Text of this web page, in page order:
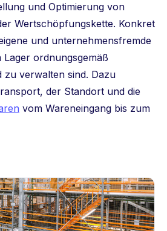
und Optimierung von
Wertschöpfungskette. Konkret
und unternehmensfremde
ordnungsgemäß
verwalten sind. Dazu
der Standort und die
vom Wareneingang bis zum